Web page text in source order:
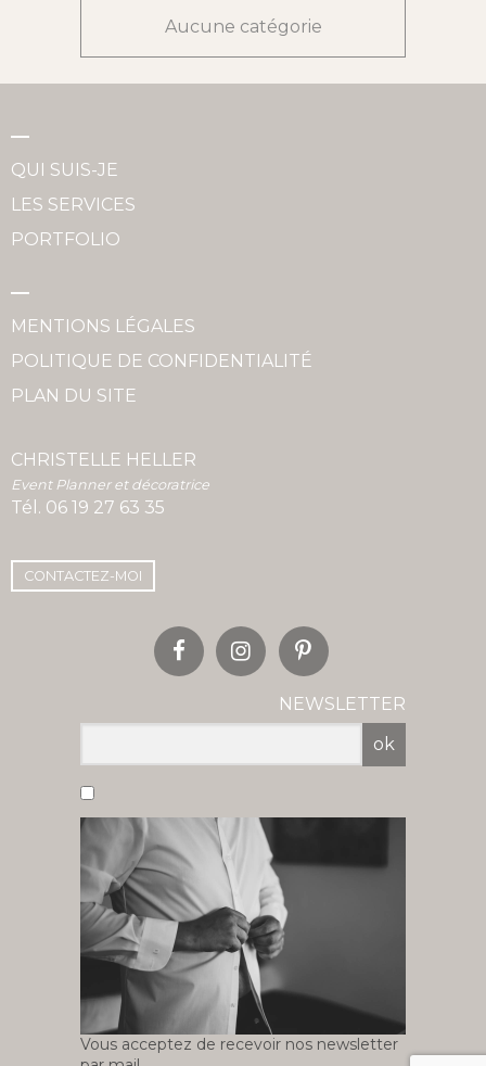
Aucune catégorie
QUI SUIS-JE
LES SERVICES
PORTFOLIO
MENTIONS LÉGALES
POLITIQUE DE CONFIDENTIALITÉ
PLAN DU SITE
CHRISTELLE HELLER
Event Planner et décoratrice
Tél. 06 19 27 63 35
CONTACTEZ-MOI
NEWSLETTER
Vous acceptez de recevoir nos newsletter
ok